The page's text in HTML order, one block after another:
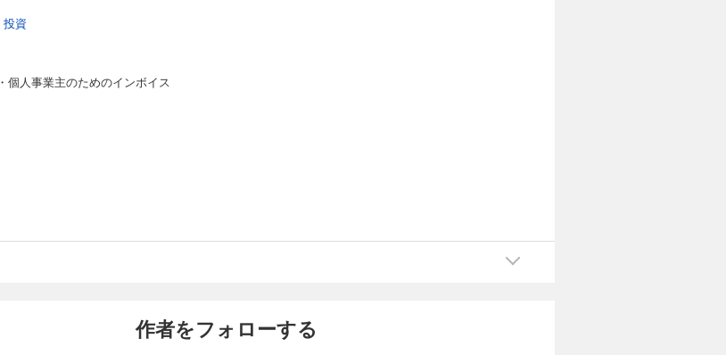
ちり解説したインボイス本の決定版です。
投資
個人事業主のためのインボイス
作者をフォローする